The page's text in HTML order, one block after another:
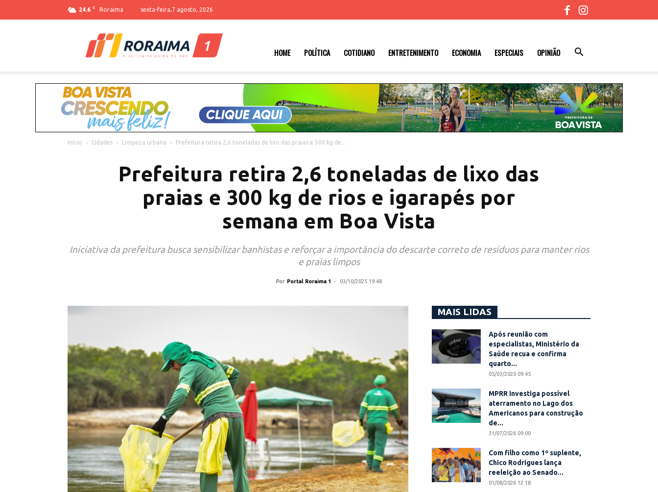
24.6 C Roraima sexta-feira,7 agosto, 2026
HOME POLÍTICA COTIDIANO ENTRETENIMENTO ECONOMIA ESPECIAIS OPINIÃO
Início Cidades Limpeza urbana Prefeitura retira 2,6 toneladas de lixo das praias e 300 kg de...
Prefeitura retira 2,6 toneladas de lixo das
praias e 300 kg de rios e igarapés por
semana em Boa Vista
Iniciativa da prefeitura busca sensibilizar banhistas e reforçar a importância do descarte correto de resíduos para manter rios
e praias limpos
Por Portal Roraima 1 - 03/10/2025 19:48
MAIS LIDAS
Após reunião com
especialistas, Ministério da
Saúde recua e confirma
quarto...
05/03/2020 09:45
MPRR investiga possível
aterramento no Lago dos
Americanos para construção
de...
31/07/2026 09:00
Com filho como 1º suplente,
Chico Rodrigues lança
reeleição ao Senado...
01/08/2026 12:18